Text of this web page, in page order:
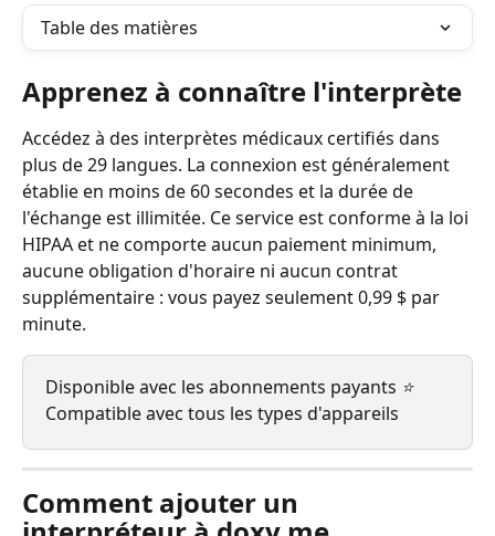
Table des matières
Apprenez à connaître l'interprète
Accédez à des interprètes médicaux certifiés dans
plus de 29 langues. La connexion est généralement
établie en moins de 60 secondes et la durée de
l'échange est illimitée. Ce service est conforme à la loi
HIPAA et ne comporte aucun paiement minimum,
aucune obligation d'horaire ni aucun contrat
supplémentaire : vous payez seulement 0,99 $ par
minute.
Disponible avec les abonnements payants ⭐
Compatible avec tous les types d'appareils
Comment ajouter un